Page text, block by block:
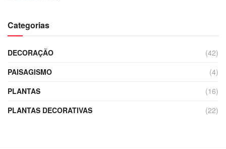
Categorias
DECORAÇÃO
(42)
PAISAGISMO
(4)
PLANTAS
(16)
PLANTAS DECORATIVAS
(22)